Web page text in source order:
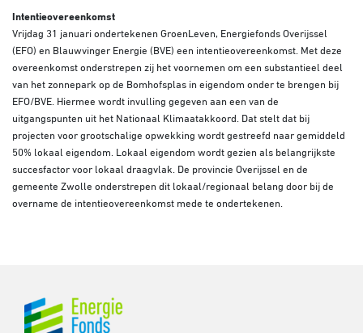
Intentieovereenkomst
Vrijdag 31 januari ondertekenen GroenLeven, Energiefonds Overijssel
(EFO) en Blauwvinger Energie (BVE) een intentieovereenkomst. Met deze
overeenkomst onderstrepen zij het voornemen om een substantieel deel
van het zonnepark op de Bomhofsplas in eigendom onder te brengen bij
EFO/BVE. Hiermee wordt invulling gegeven aan een van de
uitgangspunten uit het Nationaal Klimaatakkoord. Dat stelt dat bij
projecten voor grootschalige opwekking wordt gestreefd naar gemiddeld
50% lokaal eigendom. Lokaal eigendom wordt gezien als belangrijkste
succesfactor voor lokaal draagvlak. De provincie Overijssel en de
gemeente Zwolle onderstrepen dit lokaal/regionaal belang door bij de
overname de intentieovereenkomst mede te ondertekenen.